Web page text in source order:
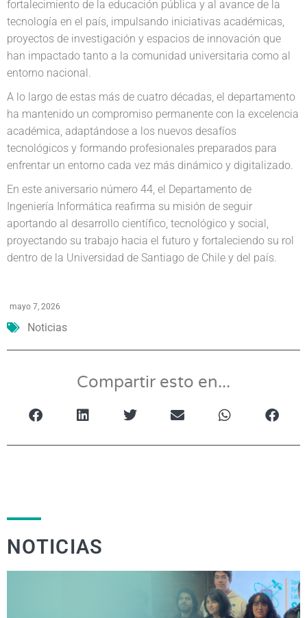
fortalecimiento de la educación pública y al avance de la
tecnología en el país, impulsando iniciativas académicas,
proyectos de investigación y espacios de innovación que
han impactado tanto a la comunidad universitaria como al
entorno nacional.
A lo largo de estas más de cuatro décadas, el departamento
ha mantenido un compromiso permanente con la excelencia
académica, adaptándose a los nuevos desafíos
tecnológicos y formando profesionales preparados para
enfrentar un entorno cada vez más dinámico y digitalizado.
En este aniversario número 44, el Departamento de
Ingeniería Informática reafirma su misión de seguir
aportando al desarrollo científico, tecnológico y social,
proyectando su trabajo hacia el futuro y fortaleciendo su rol
dentro de la Universidad de Santiago de Chile y del país.
mayo 7, 2026
Noticias
Compartir esto en...
NOTICIAS